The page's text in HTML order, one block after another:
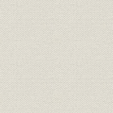
生産
生産